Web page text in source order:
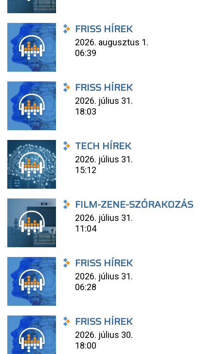
FRISS HÍREK
2026. augusztus 1.
06:39
FRISS HÍREK
2026. július 31.
18:03
TECH HÍREK
2026. július 31.
15:12
FILM-ZENE-SZÓRAKOZÁS
2026. július 31.
11:04
FRISS HÍREK
2026. július 31.
06:28
FRISS HÍREK
2026. július 30.
18:00